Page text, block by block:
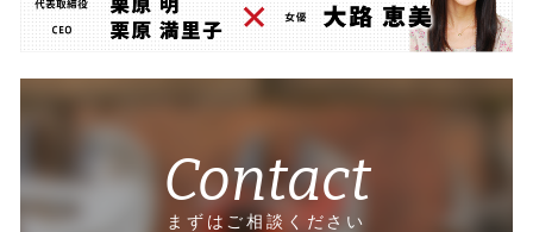
Contact
まずはご相談ください